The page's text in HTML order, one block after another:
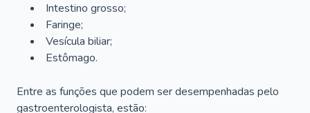
Intestino grosso;
Faringe;
Vesícula biliar;
Estômago.
Entre as funções que podem ser desempenhadas pelo
gastroenterologista, estão: